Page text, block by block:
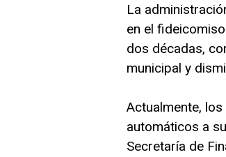
La
en el
dos décadas,
municipal y
Actualmente,
automáticos a
Secretaría de